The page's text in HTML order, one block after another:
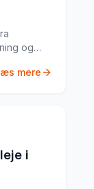
og
mere
i